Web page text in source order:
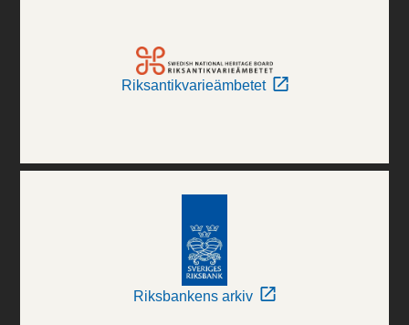
Riksantikvarieämbetet
Riksbankens arkiv